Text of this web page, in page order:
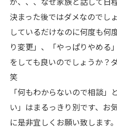
決まった後ではダメなのでし
しているだけなのに何度も何
り変更」、「やっぱりやめる
をしても良いのでしょうか？
笑
「何もわからないので相談
い」はまるっきり別です、お
に是非宜しくお願い致します。